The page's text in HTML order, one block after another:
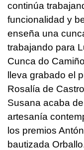
continúa
funcionalidad y
enseña una
trabajando para
Cunca do
lleva grabado el
Rosalía de
Susana acaba
artesanía
los premios
bautizada